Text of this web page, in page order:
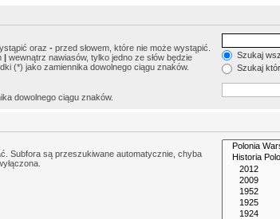
oraz - przed słowem, które nie może wystąpić.
| wewnątrz nawiasów, tylko jedno ze słów będzie
(*) jako zamiennika dowolnego ciągu znaków.
Szukaj
Szukaj
dowolnego ciągu znaków.
Subfora są przeszukiwane automatycznie, chyba